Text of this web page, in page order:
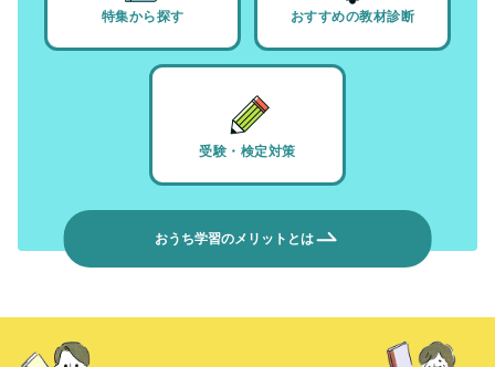
特集から探す おすすめの教材診断
受験・検定対策
おうち学習のメリットとは